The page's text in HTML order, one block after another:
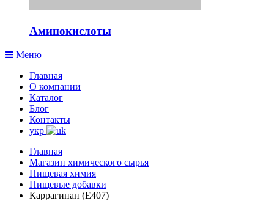
Аминокислоты
Меню
Главная
О компании
Каталог
Блог
Контакты
укр
Главная
Магазин химического сырья
Пищевая химия
Пищевые добавки
Каррагинан (Е407)